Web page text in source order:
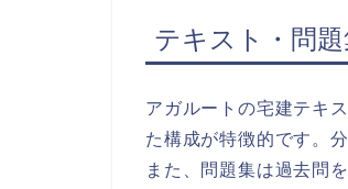
テキスト・問
アガルートの宅建テキ
た構成が特徴的です。
また、問題集は過去問